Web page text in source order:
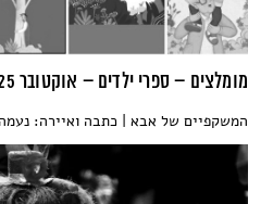
מומלצים – ספרי ילדים – אוקטובר 2025
המשקפיים של אבא | כתבה ואיירה: